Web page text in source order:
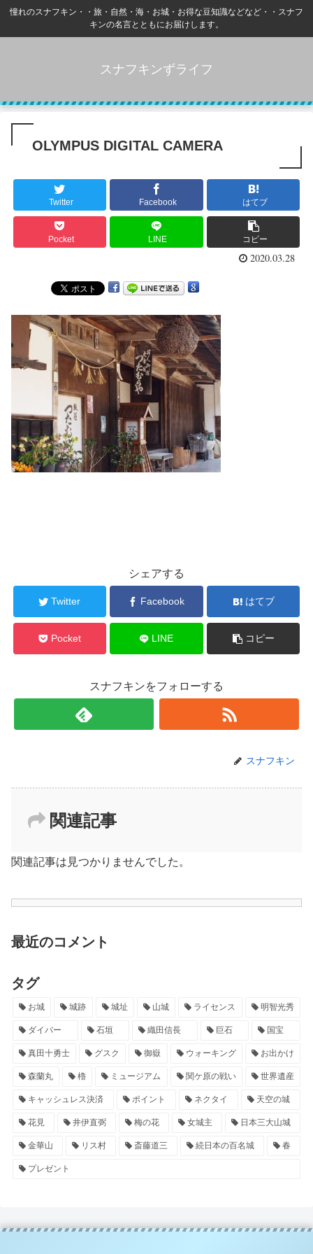
憧れのスナフキン・・旅・自然・海・お城・お得な豆知識などなど・・スナフ
キンの名言とともにお届けします。
スナフキンずライフ
OLYMPUS DIGITAL CAMERA
Twitter Facebook はてブ
Pocket LINE コピー
2020.03.28
シェアする
Twitter Facebook はてブ
Pocket LINE コピー
スナフキンをフォローする
スナフキン
関連記事
関連記事は見つかりませんでした。
最近のコメント
タグ
お城 城跡 城址 山城 ライセンス 明智光秀
ダイバー 石垣 織田信長 巨石 国宝
真田十勇士 グスク 御嶽 ウォーキング お出かけ
森蘭丸 櫓 ミュージアム 関ケ原の戦い 世界遺産
キャッシュレス決済 ポイント ネクタイ 天空の城
花見 井伊直弼 梅の花 女城主 日本三大山城
金華山 リス村 斎藤道三 続日本の百名城 春
プレゼント